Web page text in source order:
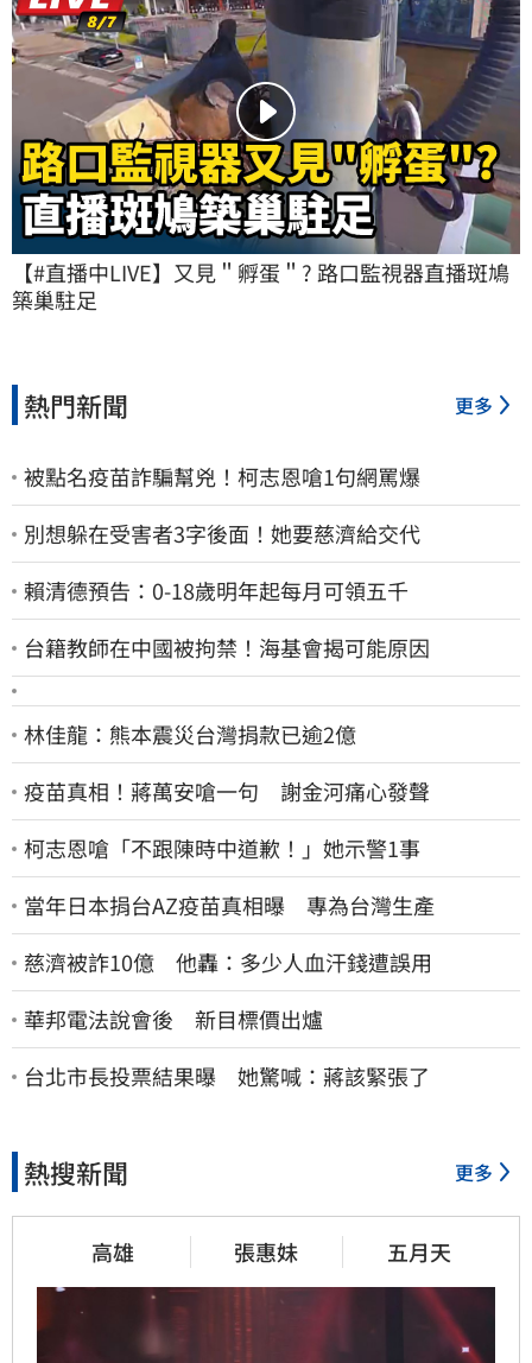
【#直播中LIVE】又見＂孵蛋＂? 路口監視器直播斑鳩
築巢駐足
熱門新聞 更多
被點名疫苗詐騙幫兇！柯志恩嗆1句網罵爆
別想躲在受害者3字後面！她要慈濟給交代
賴清德預告：0-18歲明年起每月可領五千
台籍教師在中國被拘禁！海基會揭可能原因
林佳龍：熊本震災台灣捐款已逾2億
疫苗真相！蔣萬安嗆一句 謝金河痛心發聲
柯志恩嗆「不跟陳時中道歉！」她示警1事
當年日本捐台AZ疫苗真相曝 專為台灣生產
慈濟被詐10億 他轟：多少人血汗錢遭誤用
華邦電法說會後 新目標價出爐
台北市長投票結果曝 她驚喊：蔣該緊張了
熱搜新聞 更多
高雄 張惠妹 五月天